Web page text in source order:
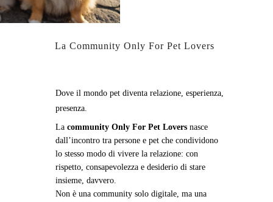
La Community Only For Pet Lovers
Dove il mondo pet diventa relazione, esperienza,
presenza.
La community Only For Pet Lovers nasce
dall’incontro tra persone e pet che condividono
lo stesso modo di vivere la relazione: con
rispetto, consapevolezza e desiderio di stare
insieme, davvero.
Non è una community solo digitale, ma una